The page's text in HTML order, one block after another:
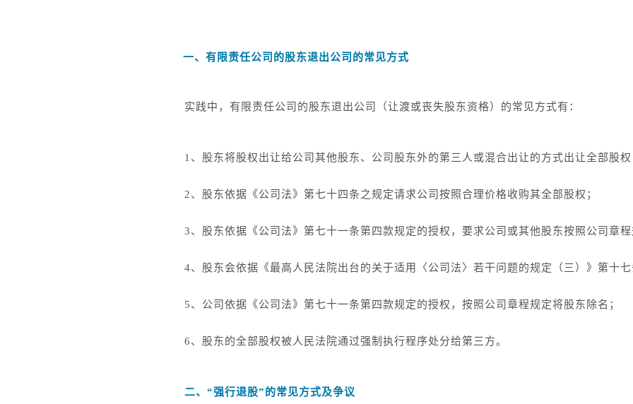
一、有限责任公司的股东退出公司的常见方式
实践中，有限责任公司的股东退出公司（让渡或丧失股东资格）的常见方式有：
1、股东将股权出让给公司其他股东、公司股东外的第三人或混合出让的方式出让全部股权
2、股东依据《公司法》第七十四条之规定请求公司按照合理价格收购其全部股权；
3、股东依据《公司法》第七十一条第四款规定的授权，要求公司或其他股东按照公司章程
4、股东会依据《最高人民法院出台的关于适用〈公司法〉若干问题的规定（三）》第十七
5、公司依据《公司法》第七十一条第四款规定的授权，按照公司章程规定将股东除名；
6、股东的全部股权被人民法院通过强制执行程序处分给第三方。
二、“强行退股”的常见方式及争议